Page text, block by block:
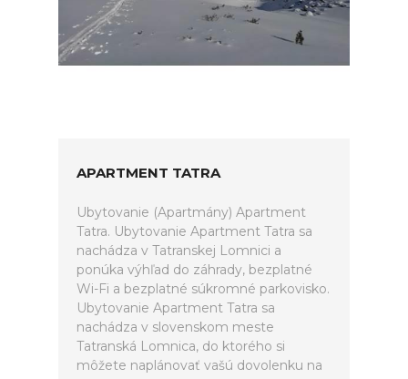
APARTMENT TATRA
Ubytovanie (Apartmány) Apartment
Tatra. Ubytovanie Apartment Tatra sa
nachádza v Tatranskej Lomnici a
ponúka výhľad do záhrady, bezplatné
Wi-Fi a bezplatné súkromné parkovisko.
Ubytovanie Apartment Tatra sa
nachádza v slovenskom meste
Tatranská Lomnica, do ktorého si
môžete naplánovať vašú dovolenku na